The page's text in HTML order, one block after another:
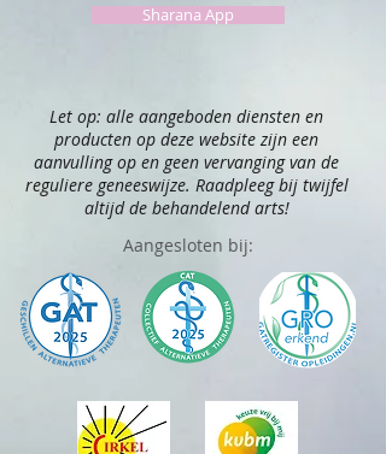
Sharana App
Let op: alle aangeboden diensten en
producten op deze website zijn een
aanvulling op en geen vervanging van de
reguliere geneeswijze. Raadpleeg bij twijfel
altijd de behandelend arts!
Aangesloten bij: